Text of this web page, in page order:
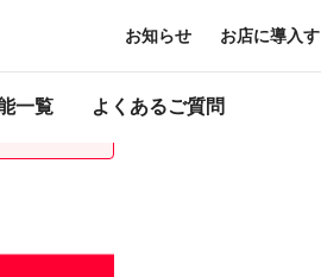
一覧 よくあるご質問
お知らせ お店に導入